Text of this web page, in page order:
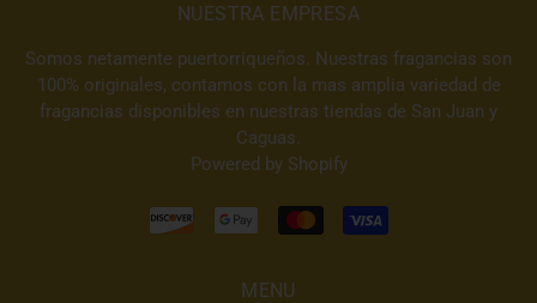
NUESTRA EMPRESA
Somos netamente puertorriqueños. Nuestras fragancias son
100% originales, contamos con la mas amplia variedad de
fragancias disponibles en nuestras tiendas de San Juan y
Caguas.
Powered by Shopify
MENU